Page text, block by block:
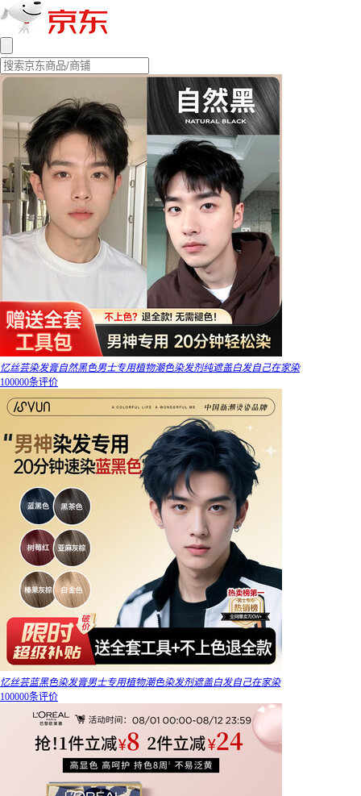
忆丝芸染发膏自然黑色男士专用植物潮色染发剂纯遮盖白发自己在家染
100000条评价
忆丝芸蓝黑色染发膏男士专用植物潮色染发剂遮盖白发自己在家染
100000条评价